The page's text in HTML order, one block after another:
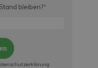
bleiben?*